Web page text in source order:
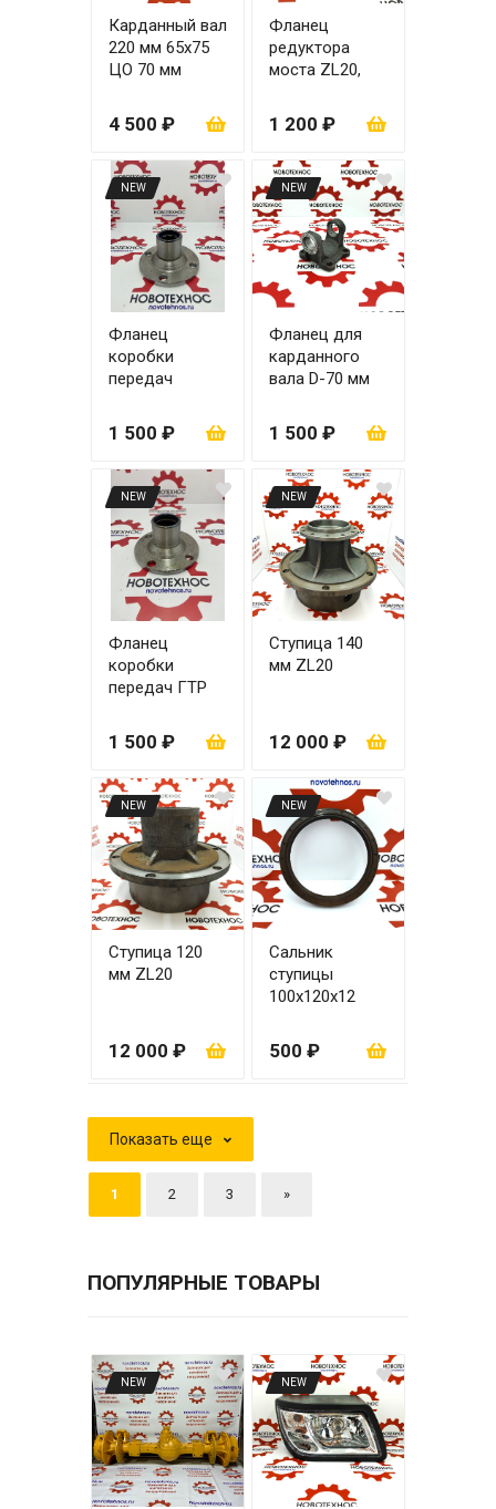
Карданный вал
220 мм 65х75
ЦО 70 мм
4 500 ₽
Фланец
редуктора
моста ZL20,
1 200 ₽
NEW
Фланец
коробки
передач
шлицов
1 500 ₽
NEW
Фланец для
карданного
вала D-70 мм
1 500 ₽
NEW
Фланец
коробки
передач ГТР
шлица
1 500 ₽
NEW
Ступица 140
мм ZL20
12 000 ₽
NEW
Ступица 120
мм ZL20
12 000 ₽
NEW
Сальник
ступицы
100x120x12
500 ₽
Показать еще
1 2 3 »
ПОПУЛЯРНЫЕ ТОВАРЫ
NEW NEW